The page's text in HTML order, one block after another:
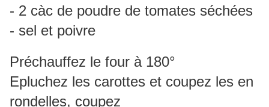
- 2 càc de poudre de tomates séchées
- sel et poivre
Préchauffez le four à 180°
Epluchez les carottes et coupez les en
rondelles, coupez